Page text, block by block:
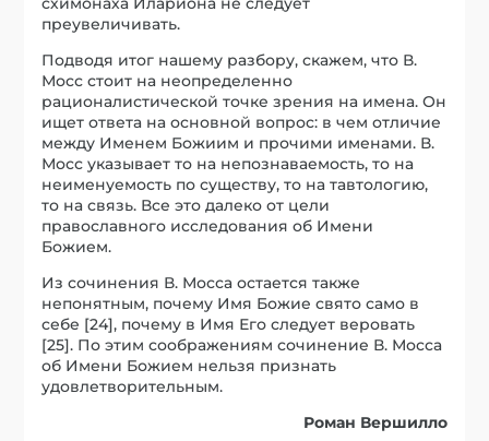
преувеличивать.
Подводя итог нашему разбору, скажем, что В.
Мосс стоит на неопределенно
рационалистической точке зрения на имена. Он
ищет ответа на основной вопрос: в чем отличие
между Именем Божиим и прочими именами. В.
Мосс указывает то на непознаваемость, то на
неименуемость по существу, то на тавтологию,
то на связь. Все это далеко от цели
православного исследования об Имени
Божием.
Из сочинения В. Мосса остается также
непонятным, почему Имя Божие свято само в
себе [24], почему в Имя Его следует веровать
[25]. По этим соображениям сочинение В. Мосса
об Имени Божием нельзя признать
удовлетворительным.
Роман Вершилло